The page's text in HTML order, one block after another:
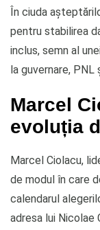
În ciuda
pentru stabilirea
inclus, semn al
la guvernare, PNL
Marcel
evoluția
Marcel Ciolacu,
de modul în care
calendarul
adresa lui Nicolae